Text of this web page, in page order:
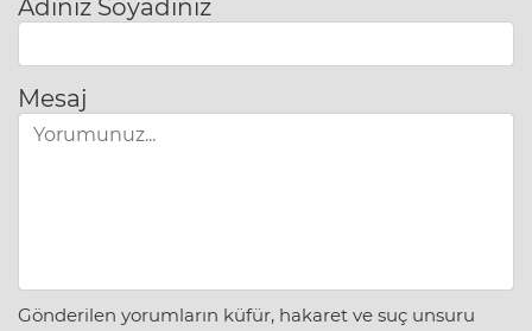
Adınız Soyadınız
Mesaj
Gönderilen yorumların küfür, hakaret ve suç unsuru